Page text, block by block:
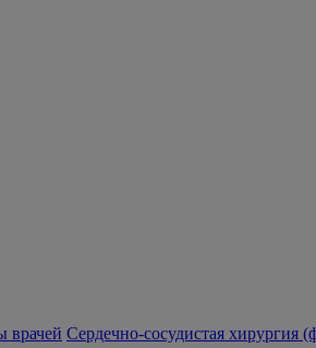
врачей Сердечно-сосудистая хирургия